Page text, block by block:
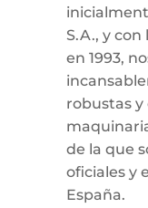
S.A., y
en 1993,
robustas y
de la que
oficiales y
España.